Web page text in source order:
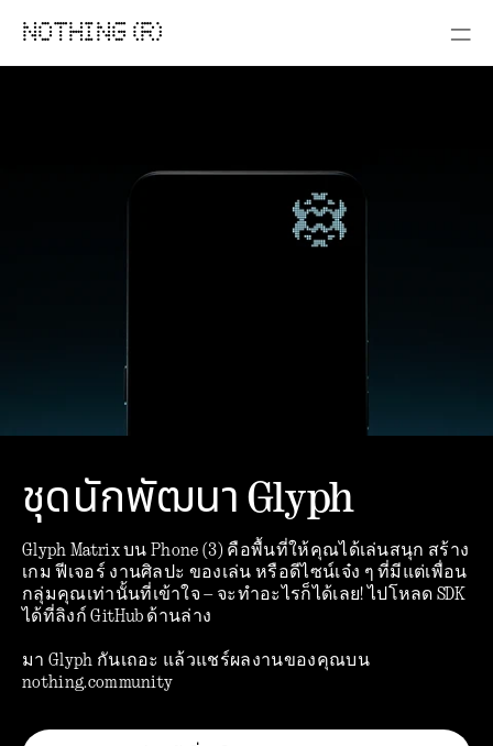
NOTHING (R)
ชุดนักพัฒนา Glyph
Glyph Matrix บน Phone (3) คือพื้นที่ให้คุณได้เล่นสนุก สร้าง
เกม ฟีเจอร์ งานศิลปะ ของเล่น หรือดีไซน์เจ๋ง ๆ ที่มีแต่เพื่อน
กลุ่มคุณเท่านั้นที่เข้าใจ – จะทำอะไรก็ได้เลย! ไปโหลด SDK
ได้ที่ลิงก์ GitHub ด้านล่าง
มา Glyph กันเถอะ แล้วแชร์ผลงานของคุณบน
nothing.community